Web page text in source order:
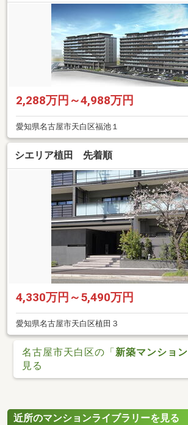
2,288万円～4,988万円
愛知県名古屋市天白区福池１
シエリア植田 先着順
4,330万円～5,490万円
愛知県名古屋市天白区植田３
名古屋市天白区の「新築マンション
見る
近所のマンションライブラリーを見る